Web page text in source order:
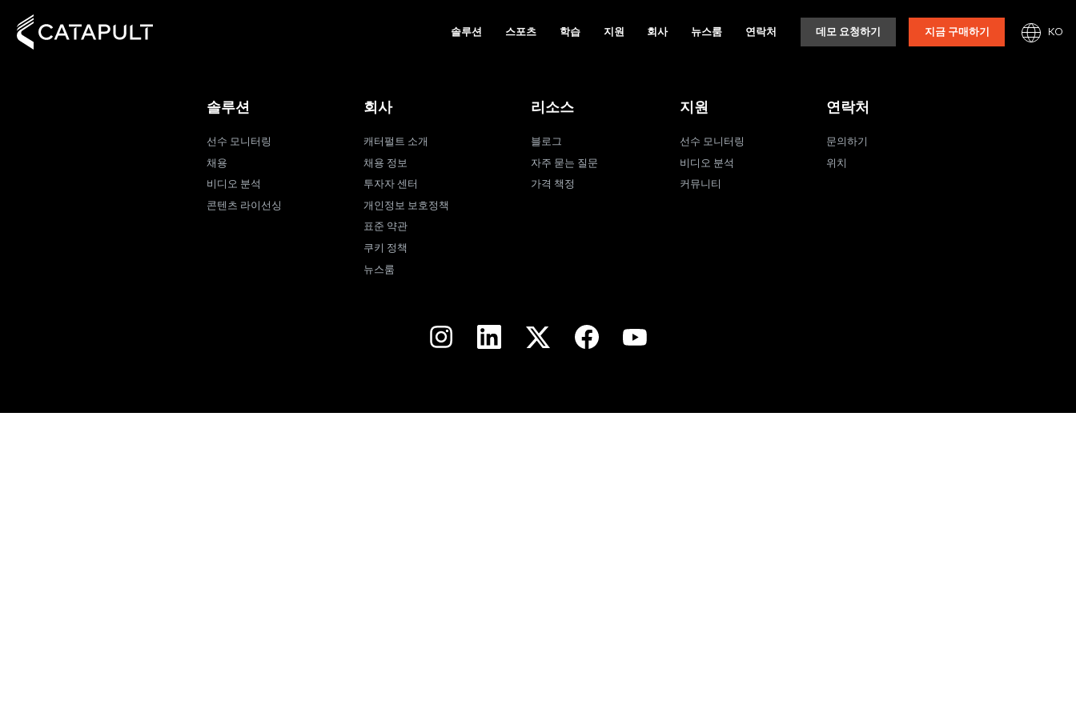
솔루션 스포츠 학습 지원 회사 뉴스룸 연락처 데모 요청하기 지금 구매하기 KO
솔루션
선수 모니터링
채용
비디오 분석
콘텐츠 라이선싱
회사
캐터펄트 소개
채용 정보
투자자 센터
개인정보 보호정책
표준 약관
쿠키 정책
뉴스룸
리소스
블로그
자주 묻는 질문
가격 책정
지원
선수 모니터링
비디오 분석
커뮤니티
연락처
문의하기
위치